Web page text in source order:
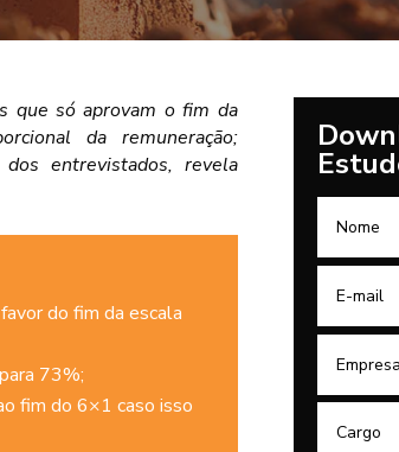
que só aprovam o fim da
da remuneração;
entrevistados, revela
do fim da escala
73%;
fim do 6×1 caso isso